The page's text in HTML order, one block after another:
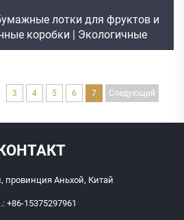
лотки для фруктов и
коробки | Экологичные
упаковки фруктов
3 4 5 6 7 Следующий
провинция Аньхой, Китай
+86-15375297961